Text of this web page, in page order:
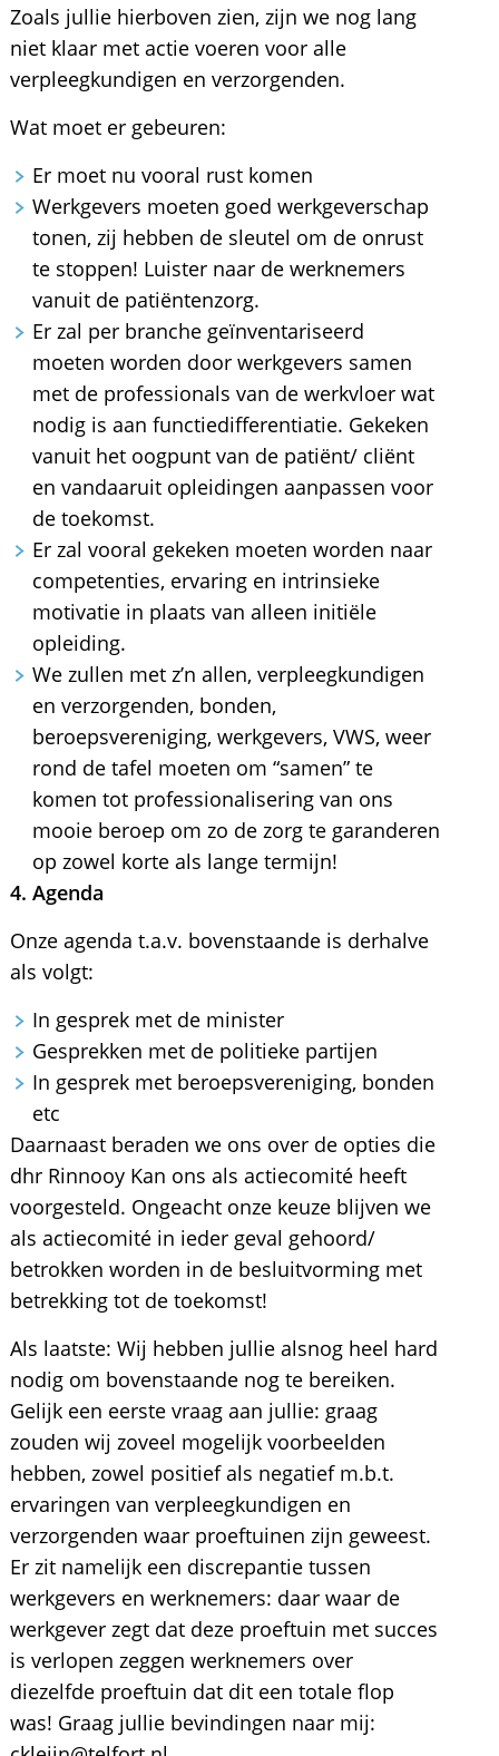
Zoals jullie hierboven zien, zijn we nog lang
niet klaar met actie voeren voor alle
verpleegkundigen en verzorgenden.
Wat moet er gebeuren:
Er moet nu vooral rust komen
Werkgevers moeten goed werkgeverschap
tonen, zij hebben de sleutel om de onrust
te stoppen! Luister naar de werknemers
vanuit de patiëntenzorg.
Er zal per branche geïnventariseerd
moeten worden door werkgevers samen
met de professionals van de werkvloer wat
nodig is aan functiedifferentiatie. Gekeken
vanuit het oogpunt van de patiënt/ cliënt
en vandaaruit opleidingen aanpassen voor
de toekomst.
Er zal vooral gekeken moeten worden naar
competenties, ervaring en intrinsieke
motivatie in plaats van alleen initiële
opleiding.
We zullen met z’n allen, verpleegkundigen
en verzorgenden, bonden,
beroepsvereniging, werkgevers, VWS, weer
rond de tafel moeten om “samen” te
komen tot professionalisering van ons
mooie beroep om zo de zorg te garanderen
op zowel korte als lange termijn!
4. Agenda
Onze agenda t.a.v. bovenstaande is derhalve
als volgt:
In gesprek met de minister
Gesprekken met de politieke partijen
In gesprek met beroepsvereniging, bonden
etc
Daarnaast beraden we ons over de opties die
dhr Rinnooy Kan ons als actiecomité heeft
voorgesteld. Ongeacht onze keuze blijven we
als actiecomité in ieder geval gehoord/
betrokken worden in de besluitvorming met
betrekking tot de toekomst!
Als laatste: Wij hebben jullie alsnog heel hard
nodig om bovenstaande nog te bereiken.
Gelijk een eerste vraag aan jullie: graag
zouden wij zoveel mogelijk voorbeelden
hebben, zowel positief als negatief m.b.t.
ervaringen van verpleegkundigen en
verzorgenden waar proeftuinen zijn geweest.
Er zit namelijk een discrepantie tussen
werkgevers en werknemers: daar waar de
werkgever zegt dat deze proeftuin met succes
is verlopen zeggen werknemers over
diezelfde proeftuin dat dit een totale flop
was! Graag jullie bevindingen naar mij: